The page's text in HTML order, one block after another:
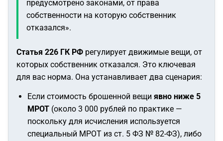
предусмотрено законами, от права
собственности на которую собственник
отказался».
Статья 226 ГК РФ регулирует движимые вещи, от
которых собственник отказался. Это ключевая
для вас норма. Она устанавливает два сценария:
Если стоимость брошенной вещи явно ниже 5
МРОТ (около 3 000 рублей по практике —
поскольку для исчисления используется
специальный МРОТ из ст. 5 ФЗ № 82-ФЗ), либо